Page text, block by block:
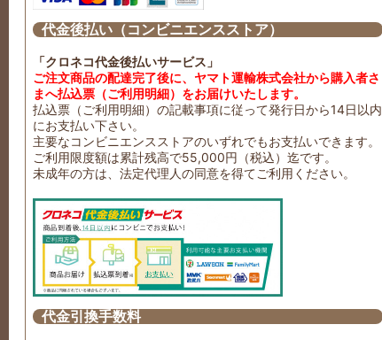
代金後払い（コンビニエンスストア）
「クロネコ代金後払いサービス」
ご注文商品の配達完了後に、ヤマト運輸株式会社から購入者さ
まへ払込票（ご利用明細）をお届けいたします。
払込票（ご利用明細）の記載事項に従って発行日から14日以内
にお支払い下さい。
主要なコンビニエンスストアのいずれでもお支払いできます。
ご利用限度額は累計残高で55,000円（税込）迄です。
未成年の方は、法定代理人の同意を得てご利用ください。
代金引換手数料